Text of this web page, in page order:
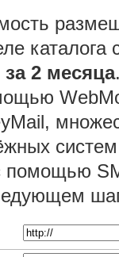
каталога
за 2 месяца
помощью